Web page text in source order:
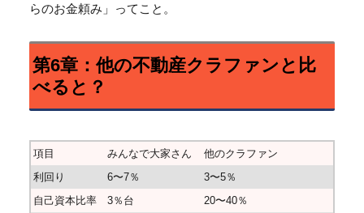
らのお金頼み」
ってこと。
第6章：他の不動産クラファンと比
べると？
項目 みんなで大家さん
他のクラファン
利回り
6〜7％
3〜5％
自己資本比率
3％台
20〜40％